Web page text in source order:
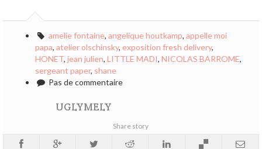
amelie fontaine, angelique houtkamp, appelle moi
papa, atelier olschinsky, exposition fresh delivery,
HONET, jean julien, LITTLE MADI, NICOLAS BARROME,
sergeant paper, shane
Pas de commentaire
UGLYMELY
Share story